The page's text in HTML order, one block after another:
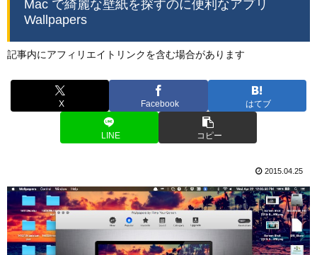
Mac で綺麗な壁紙を探すのに便利なアプリ
Wallpapers
記事内にアフィリエイトリンクを含む場合があります
X Facebook はてブ
LINE コピー
2015.04.25